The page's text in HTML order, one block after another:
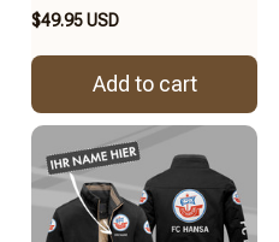
$49.95 USD
Add to cart